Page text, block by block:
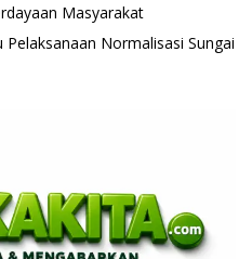
Masyarakat
Normalisasi Sungai